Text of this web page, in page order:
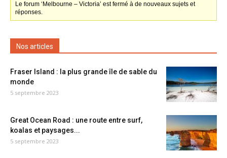
Le forum ‘Melbourne – Victoria’ est fermé à de nouveaux sujets et
réponses.
Nos articles
Fraser Island : la plus grande île de sable du
monde
5 septembre 2023
Great Ocean Road : une route entre surf,
koalas et paysages...
5 septembre 2023